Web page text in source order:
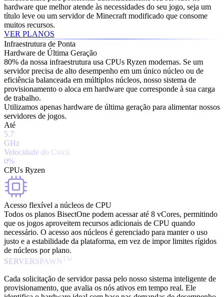
hardware que melhor atende às necessidades do seu jogo, seja um
título leve ou um servidor de Minecraft modificado que consome
muitos recursos.
VER PLANOS
Infraestrutura de Ponta
Hardware de Última Geração
80% da nossa infraestrutura usa CPUs Ryzen modernas. Se um
servidor precisa de alto desempenho em um único núcleo ou de
eficiência balanceada em múltiplos núcleos, nosso sistema de
provisionamento o aloca em hardware que corresponde à sua carga
de trabalho.
Utilizamos apenas hardware de última geração para alimentar nossos
servidores de jogos.
Até
5.7
GHz
Velocidade do Clock
0%
CPUs Ryzen
Acesso flexível a núcleos de CPU
Todos os planos BisectOne podem acessar até 8 vCores, permitindo
que os jogos aproveitem recursos adicionais de CPU quando
necessário. O acesso aos núcleos é gerenciado para manter o uso
justo e a estabilidade da plataforma, em vez de impor limites rígidos
de núcleos por plano.
SERVERSPAWN TM
Cada solicitação de servidor passa pelo nosso sistema inteligente de
provisionamento, que avalia os nós ativos em tempo real. Ele